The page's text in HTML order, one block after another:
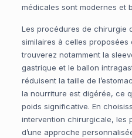
médicales sont modernes et
Les procédures de chirurgie
similaires à celles proposées
trouverez notamment la
gastrique et le ballon
réduisent la taille de
la nourriture est digérée, ce
poids significative. En
intervention chirurgicale, les
d’une approche